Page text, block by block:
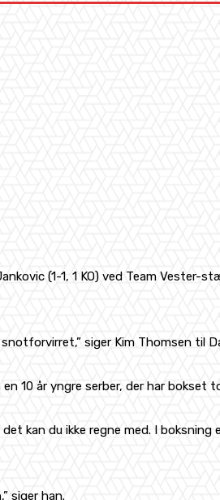
(1-1, 1 KO) ved Team
siger Kim Thomsen til
10 år yngre serber, der har bokset
kan du ikke regne med. I
siger han.